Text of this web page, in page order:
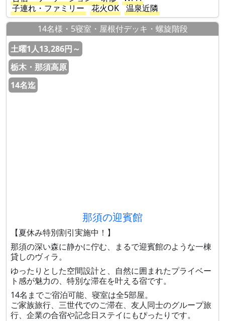
子連れ・ファミリー
花火OK
温泉近隣
14名様・5寝室・屋根付デッキ・螺旋階段
土曜1人13,286円～
栃木・那須高原
14名迄
那須の迎賓館
【夏休み特別割引実施中！】
那須の深い森に静かに佇む、まるで迎賓館のような一棟
貸しのヴィラ。
ゆったりとした空間設計と、自然に囲まれたプライベー
ト感が魅力の、特別な滞在を叶える宿です。
14名までご宿泊可能、寝室は全5部屋。
ご家族旅行、三世代でのご滞在、友人同士のグループ旅
行、企業の合宿や記念日ステイにもぴったりです。